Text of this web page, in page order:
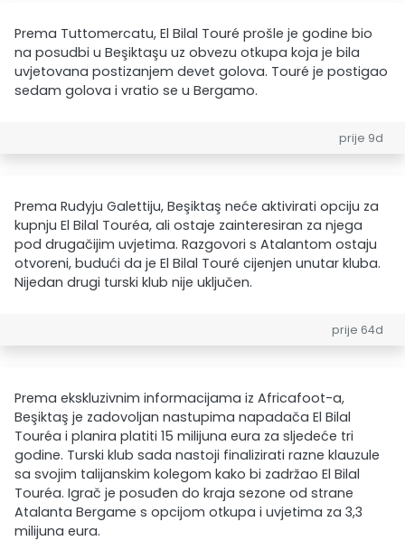
Prema Tuttomercatu, El Bilal Touré prošle je godine bio
na posudbi u Beşiktaşu uz obvezu otkupa koja je bila
uvjetovana postizanjem devet golova. Touré je postigao
sedam golova i vratio se u Bergamo.
prije 9d
Prema Rudyju Galettiju, Beşiktaş neće aktivirati opciju za
kupnju El Bilal Touréa, ali ostaje zainteresiran za njega
pod drugačijim uvjetima. Razgovori s Atalantom ostaju
otvoreni, budući da je El Bilal Touré cijenjen unutar kluba.
Nijedan drugi turski klub nije uključen.
prije 64d
Prema ekskluzivnim informacijama iz Africafoot-a,
Beşiktaş je zadovoljan nastupima napadača El Bilal
Touréa i planira platiti 15 milijuna eura za sljedeće tri
godine. Turski klub sada nastoji finalizirati razne klauzule
sa svojim talijanskim kolegom kako bi zadržao El Bilal
Touréa. Igrač je posuđen do kraja sezone od strane
Atalanta Bergame s opcijom otkupa i uvjetima za 3,3
milijuna eura.